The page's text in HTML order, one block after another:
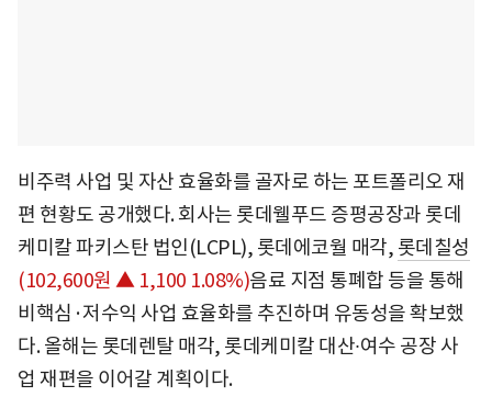
비주력 사업 및 자산 효율화를 골자로 하는 포트폴리오 재
편 현황도 공개했다. 회사는 롯데웰푸드 증평공장과 롯데
케미칼 파키스탄 법인(LCPL), 롯데에코월 매각, 롯데칠성
(102,600원 ▲ 1,100 1.08%)음료 지점 통폐합 등을 통해
비핵심·저수익 사업 효율화를 추진하며 유동성을 확보했
다. 올해는 롯데렌탈 매각, 롯데케미칼 대산∙여수 공장 사
업 재편을 이어갈 계획이다.